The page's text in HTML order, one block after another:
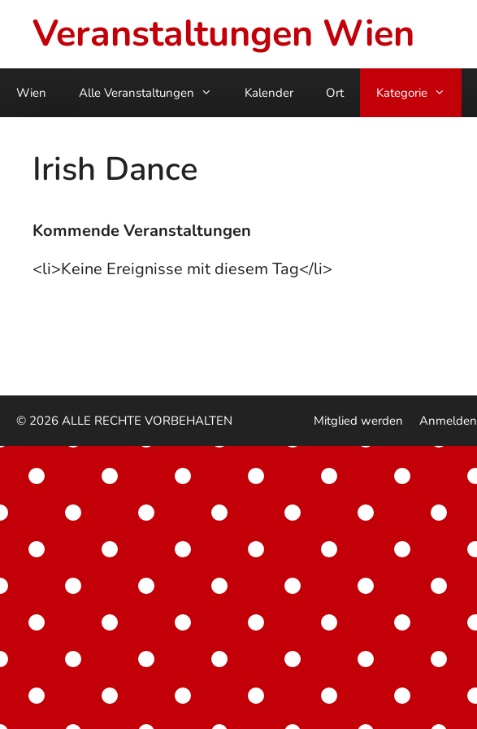
Veranstaltungen Wien
Wien Alle Veranstaltungen Kalender Ort Kategorie
Irish Dance
Kommende Veranstaltungen
<li>Keine Ereignisse mit diesem Tag</li>
Mitglied werden Anmelden
© 2026 ALLE RECHTE VORBEHALTEN